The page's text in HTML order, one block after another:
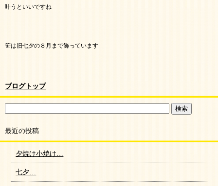
叶うといいですね
笹は旧七夕の８月まで飾っています
ブログトップ
最近の投稿
夕焼け小焼け…
七夕…